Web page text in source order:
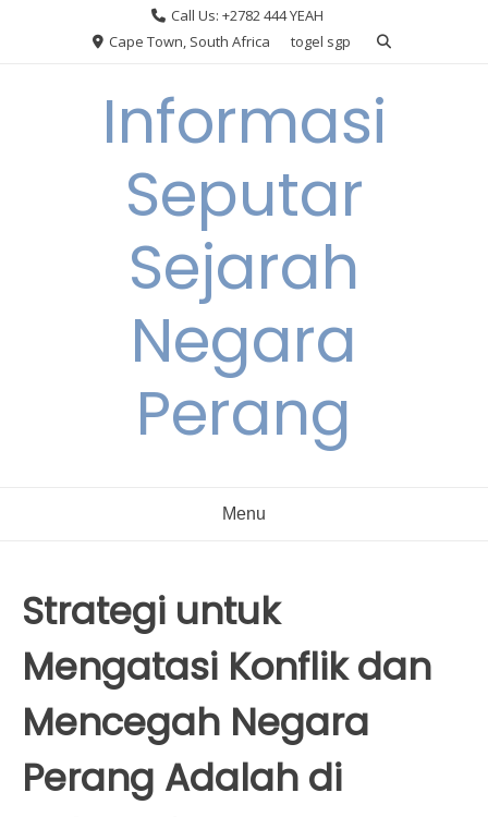
Call Us: +2782 444 YEAH
Cape Town, South Africa
togel sgp
Informasi
Seputar
Sejarah
Negara
Perang
Menu
Strategi untuk
Mengatasi Konflik dan
Mencegah Negara
Perang Adalah di